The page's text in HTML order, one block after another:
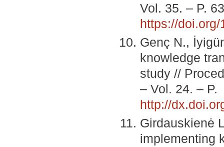
Vol. 35. – P.
https://
Genç N.,
knowledge
study //
– Vol. 24. – P.
http://
Girdauskienė
implementing